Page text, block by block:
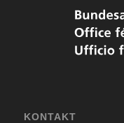
KONTAKT